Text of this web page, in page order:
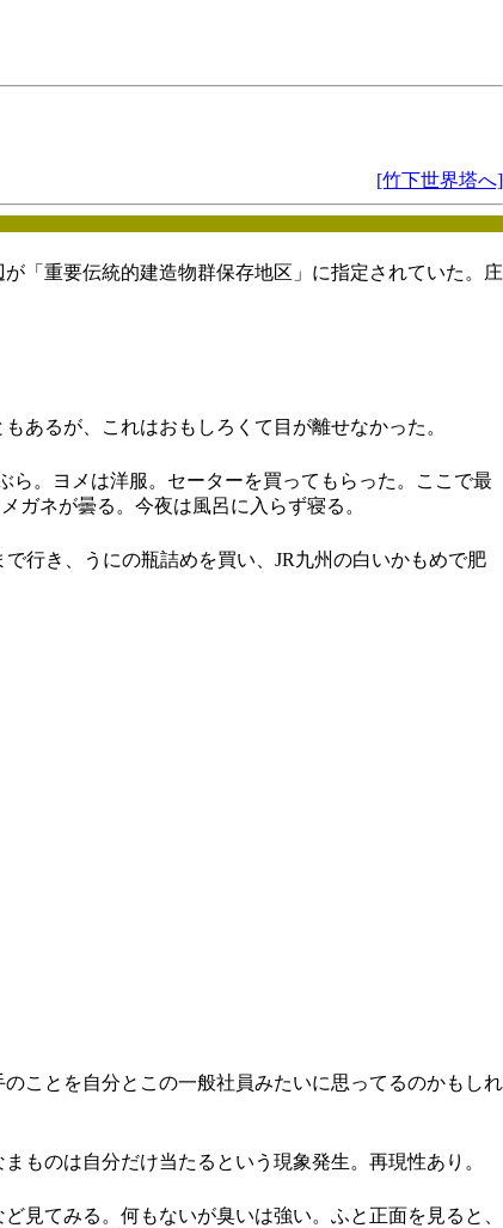
[竹下世界塔へ]
「重要伝統的建造物群保存地区」に指定されていた。庄
あるが、これはおもしろくて目が離せなかった。
ら。ヨメは洋服。セーターを買ってもらった。ここで最
ガネが曇る。今夜は風呂に入らず寝る。
行き、うにの瓶詰めを買い、JR九州の白いかもめで肥
ことを自分とこの一般社員みたいに思ってるのかもしれ
ものは自分だけ当たるという現象発生。再現性あり。
見てみる。何もないが臭いは強い。ふと正面を見ると、